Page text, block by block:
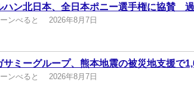
ハン北日本、全日本ポニー選手権に協賛
ンべると 2026年8月7日
サミーグループ、熊本地震の被災地支援で
ンべると 2026年8月7日